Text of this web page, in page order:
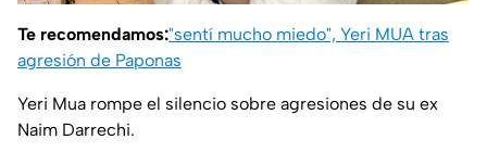
Te recomendamos:"sentí mucho miedo", Yeri MUA tras
agresión de Paponas
Yeri Mua rompe el silencio sobre agresiones de su ex
Naim Darrechi.